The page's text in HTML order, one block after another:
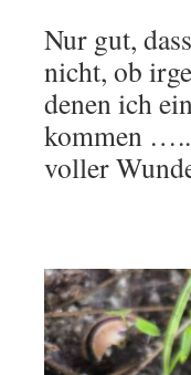
Nur gut,
nicht, ob
denen ich
kommen …..
voller